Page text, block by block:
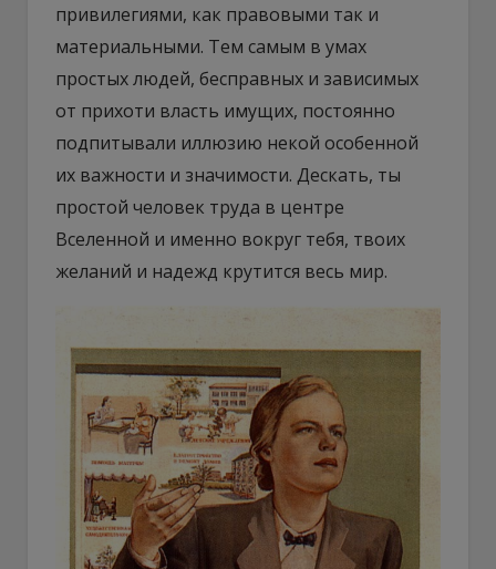
привилегиями, как правовыми так и
материальными. Тем самым в умах
простых людей, бесправных и зависимых
от прихоти власть имущих, постоянно
подпитывали иллюзию некой особенной
их важности и значимости. Дескать, ты
простой человек труда в центре
Вселенной и именно вокруг тебя, твоих
желаний и надежд крутится весь мир.